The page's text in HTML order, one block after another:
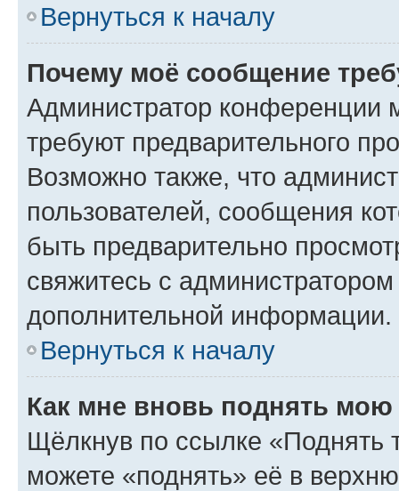
Вернуться к началу
Почему моё сообщение
Администратор конференции
требуют предварительного
Возможно также, что
пользователей, сообщения
быть предварительно
свяжитесь с
дополнительной информации.
Вернуться к началу
Как мне вновь поднять мою
Щёлкнув по ссылке «Поднять
можете «поднять» её в